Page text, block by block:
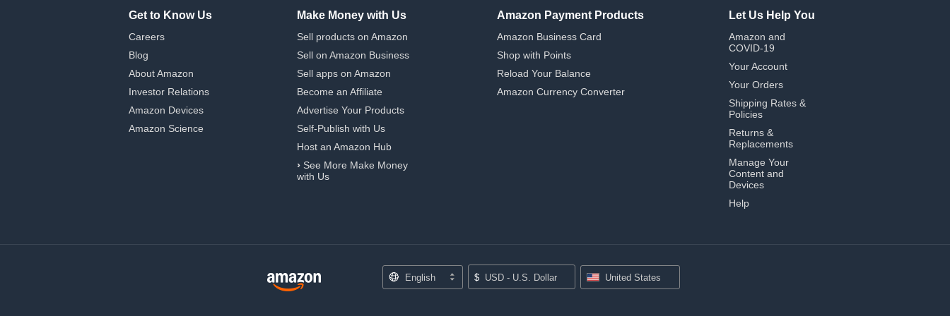
Get to Know Us
Careers
Blog
About Amazon
Investor Relations
Amazon Devices
Amazon Science
Make Money with Us
Sell products on Amazon
Sell on Amazon Business
Sell apps on Amazon
Become an Affiliate
Advertise Your Products
Self-Publish with Us
Host an Amazon Hub
› See More Make Money
with Us
Amazon Payment Products
Amazon Business Card
Shop with Points
Reload Your Balance
Amazon Currency Converter
Let Us Help You
Amazon and
COVID-19
Your Account
Your Orders
Shipping Rates &
Policies
Returns &
Replacements
Manage Your
Content and
Devices
Help
English $ USD - U.S. Dollar United States